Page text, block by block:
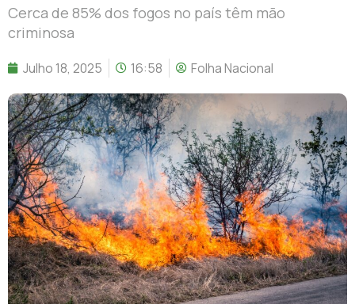
Cerca de 85% dos fogos no país têm mão
criminosa
Julho 18, 2025 16:58 Folha Nacional